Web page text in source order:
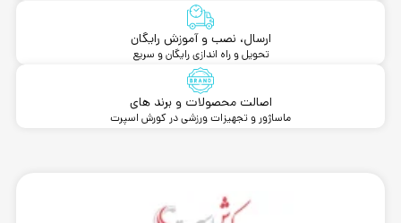
ارسال، نصب و آموزش رایگان
تحویل و راه اندازی رایگان و سریع
اصالت محصولات و برند های
ماساژور و تجهیزات ورزشی در کورش اسپرت